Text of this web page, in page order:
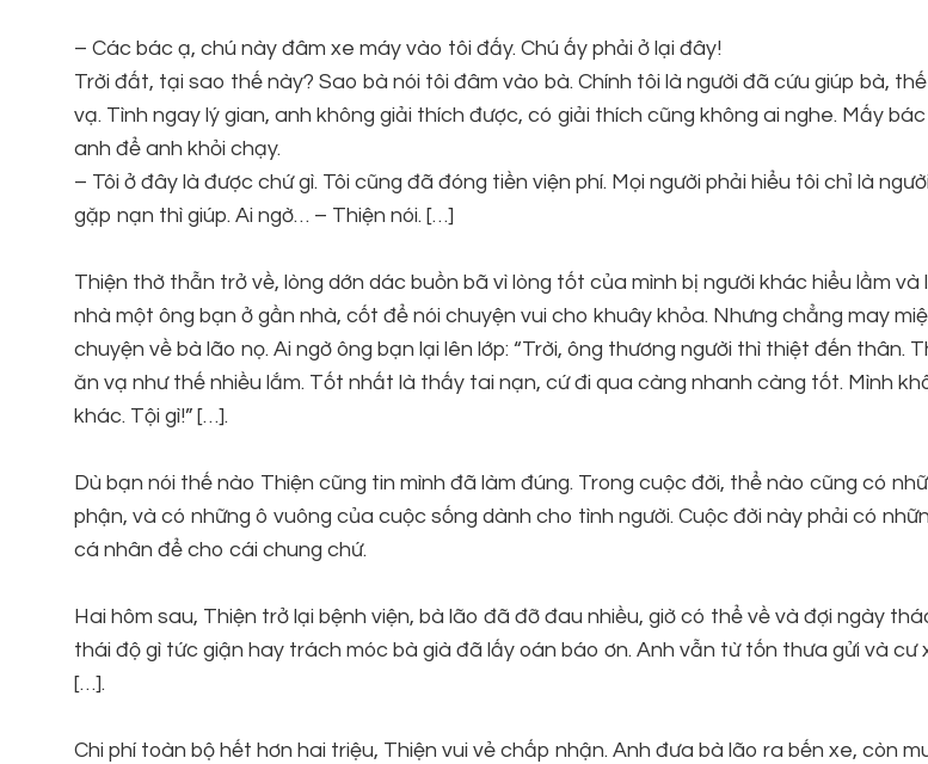
– Các bác ạ, chú này đâm xe máy vào tôi đấy. Chú ấy phải ở lại đây!
Trời đất, tại sao thế này? Sao bà nói tôi đâm vào bà. Chính tôi là người đã cứu giúp bà,
vạ. Tình ngay lý gian, anh không giải thích được, có giải thích cũng không ai nghe. Mấy
anh để anh khỏi chạy.
– Tôi ở đây là được chứ gì. Tôi cũng đã đóng tiền viện phí. Mọi người phải hiểu tôi chỉ là
gặp nạn thì giúp. Ai ngờ… – Thiện nói. […]
Thiện thờ thẫn trở về, lòng dớn dác buồn bã vì lòng tốt của mình bị người khác hiểu lầm và
nhà một ông bạn ở gần nhà, cốt để nói chuyện vui cho khuây khỏa. Nhưng chẳng may
chuyện về bà lão nọ. Ai ngờ ông bạn lại lên lớp: “Trời, ông thương người thì thiệt đến thân.
ăn vạ như thế nhiều lắm. Tốt nhất là thấy tai nạn, cứ đi qua càng nhanh càng tốt. Mình
khác. Tội gì!” […].
Dù bạn nói thế nào Thiện cũng tin mình đã làm đúng. Trong cuộc đời, thể nào cũng có
phận, và có những ô vuông của cuộc sống dành cho tình người. Cuộc đời này phải có
cá nhân để cho cái chung chứ.
Hai hôm sau, Thiện trở lại bệnh viện, bà lão đã đỡ đau nhiều, giờ có thể về và đợi ngày
thái độ gì tức giận hay trách móc bà già đã lấy oán báo ơn. Anh vẫn từ tốn thưa gửi và cư
[…].
Chi phí toàn bộ hết hơn hai triệu, Thiện vui vẻ chấp nhận. Anh đưa bà lão ra bến xe, còn